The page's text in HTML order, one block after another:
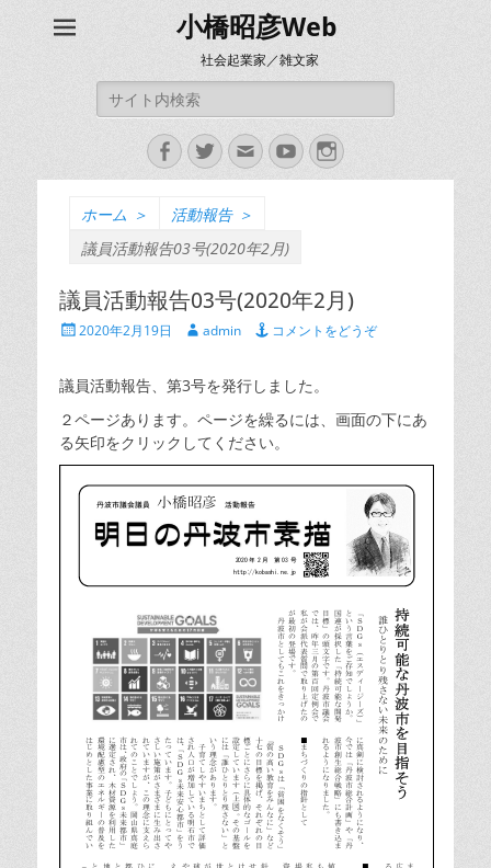
小橋昭彦Web
社会起業家／雑文家
索:
Facebook
Twitter
メ
ー
YouTubeInstagram
ホーム ＞ 活動報告 ＞
議員活動報告03号(2020年2月)
議員活動報告03号(2020年2月)
投 2020年2月19日
投 admin コメントをどうぞ
議員活動報告、第3号を発行しました。
２ページあります。ページを繰るには、画面の下にあ
る矢印をクリックしてください。